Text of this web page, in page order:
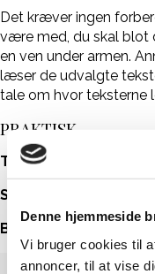
Denne hjemmeside
Vi bruger cookies til
annoncer, til at vise
Det kræver ingen
være med, du skal blot
en ven under armen.
læser de udvalgte
tale om hvor teksterne
PRAKTISK
TID: Torsdag d. 30.
STED
BILLETTER
: 30 kr.